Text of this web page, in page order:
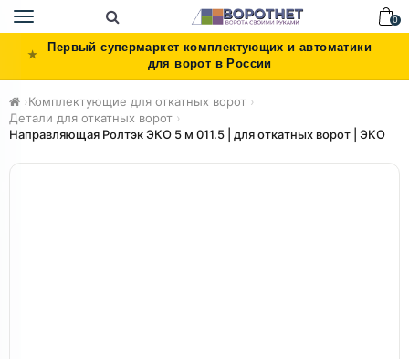
Toggle
navigation
0
Первый супермаркет комплектующих и автоматики
для ворот в России
›Комплектующие для откатных ворот ›
Детали для откатных ворот ›
Направляющая Ролтэк ЭКО 5 м 011.5 | для откатных ворот | ЭКО